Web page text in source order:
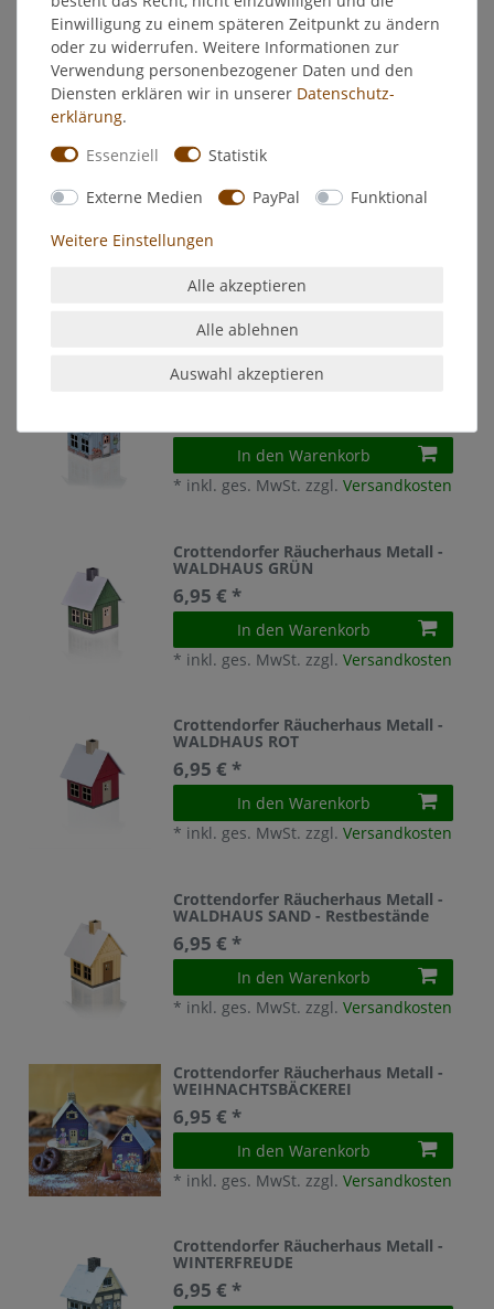
Crottendorfer Räucherhaus Metall -
SIEBEN ZWERGE
6,95 € *
Crottendorfer Räucherhaus Metall -
6,95 € *
In den Warenkorb
Crottendorfer Räucherhaus Metall -
In den Warenkorb
* inkl. ges. MwSt. zzgl.Versandkosten
Crottendorfer Räucherhaus Metall -
WALDHAUS GRÜN
6,95 € *
In den Warenkorb
* inkl. ges. MwSt. zzgl.Versandkosten
Crottendorfer Räucherhaus Metall -
WALDHAUS ROT
6,95 € *
In den Warenkorb
* inkl. ges. MwSt. zzgl.Versandkosten
Crottendorfer Räucherhaus Metall -
WALDHAUS SAND - Restbestände
6,95 € *
In den Warenkorb
* inkl. ges. MwSt. zzgl.Versandkosten
Crottendorfer Räucherhaus Metall -
WEIHNACHTSBÄCKEREI
6,95 € *
In den Warenkorb
* inkl. ges. MwSt. zzgl.Versandkosten
Crottendorfer Räucherhaus Metall -
WINTERFREUDE
6,95 € *
Einwilligung zu einem späteren Zeitpunkt zu ändern
oder zu widerrufen. Weitere Informationen zur
Verwendung personenbezogener Daten und den
Diensten erklären wir in unserer Daten­schutz­
erklärung.
Essenziell
Statistik
Externe Medien PayPal Funktional
Weitere Einstellungen
Alle akzeptieren
Alle ablehnen
Auswahl akzeptieren